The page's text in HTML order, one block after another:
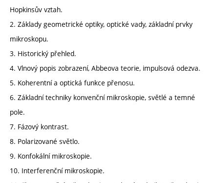
Hopkinsův vztah.
2. Základy geometrické optiky, optické vady, základní prvky
mikroskopu.
3. Historický přehled.
4. Vlnový popis zobrazení, Abbeova teorie, impulsová odezva.
5. Koherentní a optická funkce přenosu.
6. Základní techniky konvenční mikroskopie, světlé a temné
pole.
7. Fázový kontrast.
8. Polarizované světlo.
9. Konfokální mikroskopie.
10. Interferenční mikroskopie.